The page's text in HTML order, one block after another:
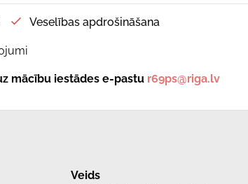
Veselības apdrošināšana
mācību iestādes e-pastu r69ps@riga.lv
Veids